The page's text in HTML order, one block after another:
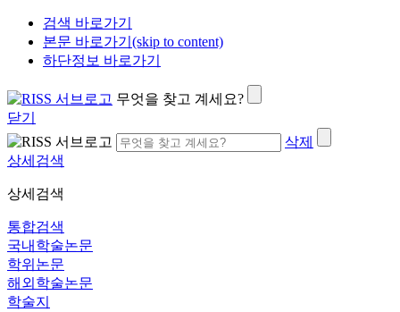
검색 바로가기
본문 바로가기(skip to content)
하단정보 바로가기
무엇을 찾고 계세요?
닫기
삭제
상세검색
상세검색
통합검색
국내학술논문
학위논문
해외학술논문
학술지